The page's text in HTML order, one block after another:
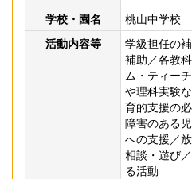
学校・園名
桃山中学校
活動内容等
学級担任の
補助／各教
ム・ティー
や理科実験
育的支援の
障害のある
への支援／
相談・遊び
る活動